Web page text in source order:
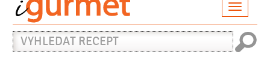
Vyhledat
recept